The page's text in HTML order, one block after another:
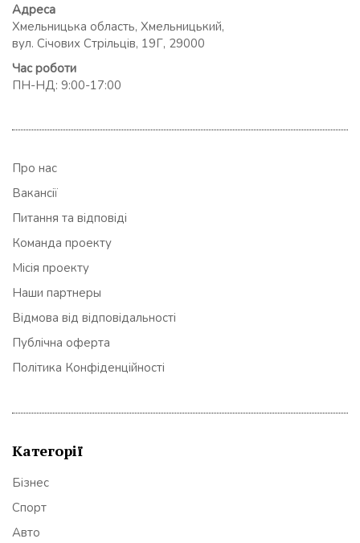
Адреса
Хмельницька область, Хмельницький,
вул. Січових Стрільців, 19Г, 29000
Час роботи
ПН-НД: 9:00-17:00
Про нас
Вакансії
Питання та відповіді
Команда проекту
Місія проекту
Наши партнеры
Відмова від відповідальності
Публічна оферта
Політика Конфіденційності
Категорії
Бізнес
Спорт
Авто